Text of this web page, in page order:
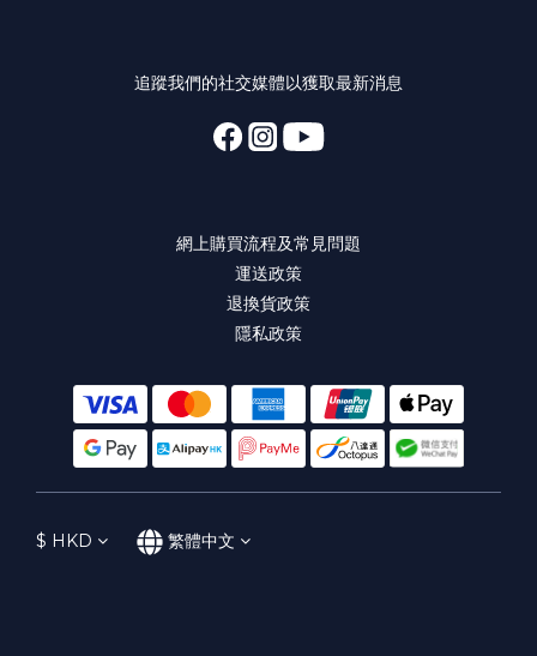
追蹤我們的社交媒體以獲取最新消息
網上購買流程及常見問題
運送政策
退換貨政策
隱私政策
$ HKD 繁體中文